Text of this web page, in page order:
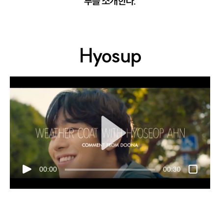
Hyosup
00:00 00:30